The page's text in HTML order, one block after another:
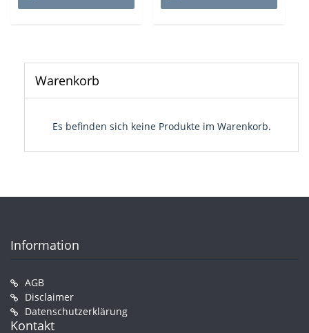
Warenkorb
Es befinden sich keine Produkte im Warenkorb.
Information
AGB
Disclaimer
Datenschutzerklärung
Kontakt